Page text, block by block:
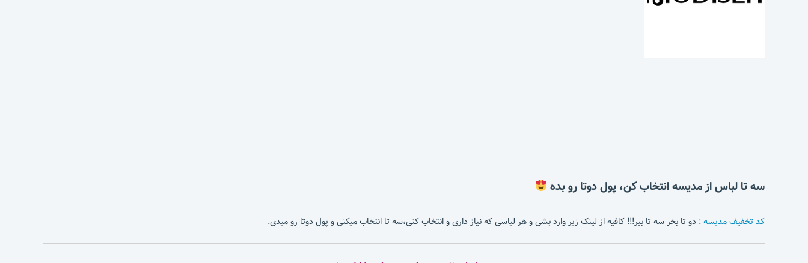
سه تا لباس از مدیسه انتخاب کن، پول دوتا رو بده
کد تخفیف مدیسه: دو تا بخر سه تا ببر!!! کافیه از لینک زیر وارد بشی و هر لیاسی که نیاز داری و انتخاب کنی،سه تا انتخاب میکنی و پول دوتا رو میدی.